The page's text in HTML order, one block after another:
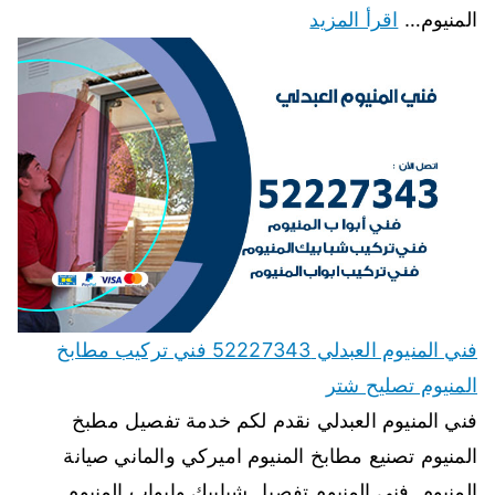
المنيوم… اقرأ المزيد
فني المنيوم العبدلي 52227343 فني تركيب مطابخ
المنيوم تصليح شتر
فني المنيوم العبدلي نقدم لكم خدمة تفصيل مطبخ
المنيوم تصنيع مطابخ المنيوم اميركي والماني صيانة